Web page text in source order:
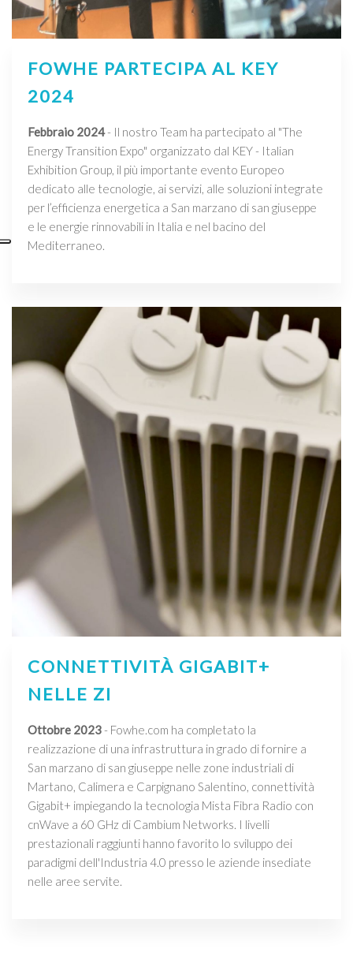
FOWHE PARTECIPA AL KEY
2024
Febbraio 2024- Il nostro Team ha partecipato al "The
Energy Transition Expo" organizzato dal KEY - Italian
Exhibition Group, il più importante evento Europeo
dedicato alle tecnologie, ai servizi, alle soluzioni integrate
per l’efficienza energetica a San marzano di san giuseppe
e le energie rinnovabili in Italia e nel bacino del
Mediterraneo.
CONNETTIVITÀ GIGABIT+
NELLE ZI
Ottobre 2023- Fowhe.com ha completato la
realizzazione di una infrastruttura in grado di fornire a
San marzano di san giuseppe nelle zone industriali di
Martano, Calimera e Carpignano Salentino, connettività
Gigabit+ impiegando la tecnologia Mista Fibra Radio con
cnWave a 60 GHz di Cambium Networks. I livelli
prestazionali raggiunti hanno favorito lo sviluppo dei
paradigmi dell'Industria 4.0 presso le aziende insediate
nelle aree servite.